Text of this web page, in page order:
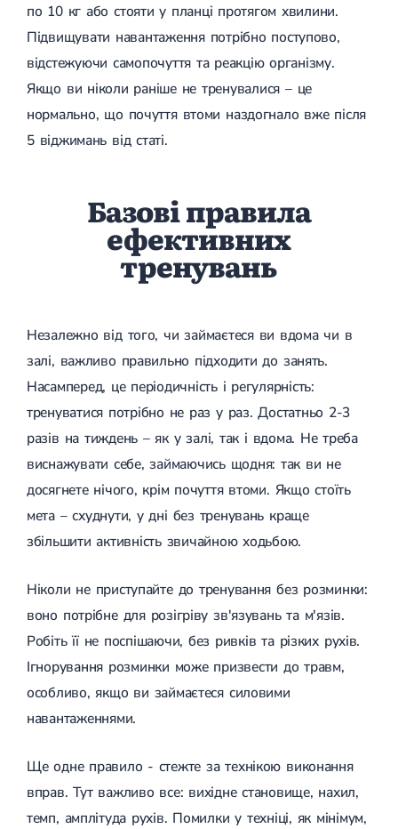
Дифузний зоб
Тиреоїдит
Підгострий тиреоїдит
Аутоиммунный тиреоидит
Хронічний тиреоїдит
Гіпертиреоз
Гіпотиреоз
Хвороба Іценко-Кушинга
Метаболічний синдром
Наднирковозалозна недостатність (хвороба Аддісона)
Ультразвукова терапія
Реабілітація
Реабілітація після перелому
Реабілітація після вивиху
Реабілітація після артроскопії
Лікувальна фізкультура
Дерматологія
Масаж
по 10 кг або стояти у планці протягом хвилини.
Підвищувати навантаження потрібно поступово,
відстежуючи самопочуття та реакцію організму.
Якщо ви ніколи раніше не тренувалися – це
нормально, що почуття втоми наздогнало вже після
5 віджимань від статі.
Базові правила
ефективних
тренувань
Незалежно від того, чи займаєтеся ви вдома чи в
залі, важливо правильно підходити до занять.
Насамперед, це періодичність і регулярність:
тренуватися потрібно не раз у раз. Достатньо 2-3
разів на тиждень – як у залі, так і вдома. Не треба
виснажувати себе, займаючись щодня: так ви не
досягнете нічого, крім почуття втоми. Якщо стоїть
мета – схуднути, у дні без тренувань краще
збільшити активність звичайною ходьбою.
Ніколи не приступайте до тренування без розминки:
воно потрібне для розігріву зв'язувань та м'язів.
Робіть її не поспішаючи, без ривків та різких рухів.
Ігнорування розминки може призвести до травм,
особливо, якщо ви займаєтеся силовими
навантаженнями.
Ще одне правило - стежте за технікою виконання
вправ. Тут важливо все: вихідне становище, нахил,
темп, амплітуда рухів. Помилки у техніці, як мінімум,